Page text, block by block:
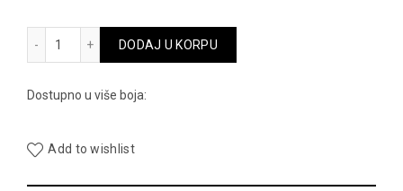
14.990,00 RSD.
DODAJ U KORPU
Dostupno u više boja:
Add to wishlist